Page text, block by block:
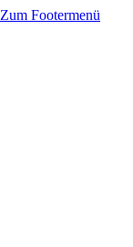
Zum Footermenü